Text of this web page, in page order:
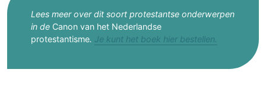
Lees meer over dit soort protestantse onderwerpen
in de Canon van het Nederlandse
protestantisme. Je kunt het boek hier bestellen.